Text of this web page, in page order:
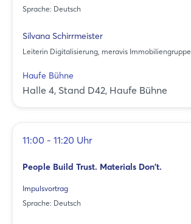
Sprache: Deutsch
Silvana Schirrmeister
Leiterin Digitalisierung, meravis Immobiliengruppe
Haufe Bühne
Halle 4, Stand D42, Haufe Bühne
11:00 - 11:20 Uhr
People Build Trust. Materials Don't.
Impulsvortrag
Sprache: Deutsch